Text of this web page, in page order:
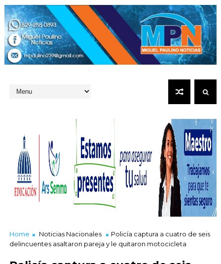
Home Noticias Nacionales
Policía captura a cuatro de seis
delincuentes asaltaron pareja y le quitaron motocicleta